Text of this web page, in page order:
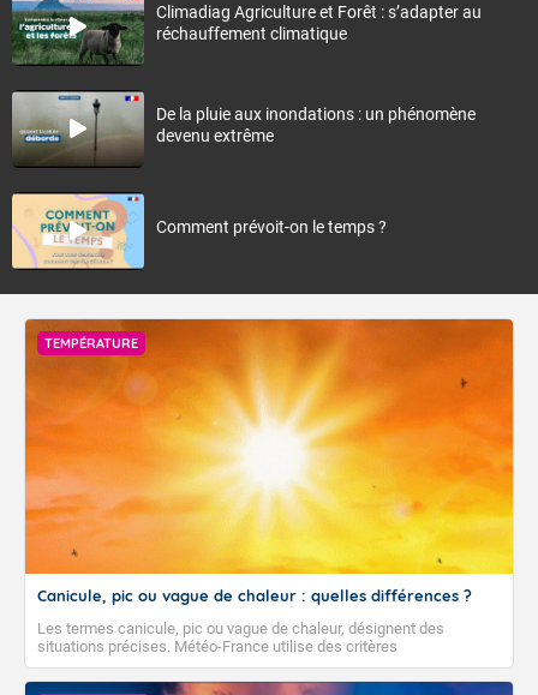
Climadiag Agriculture et Forêt : s’adapter au
réchauffement climatique
De la pluie aux inondations : un phénomène
devenu extrême
Comment prévoit-on le temps ?
TEMPÉRATURE
Canicule, pic ou vague de chaleur : quelles différences ?
Les termes canicule, pic ou vague de chaleur, désignent des
situations précises. Météo-France utilise des critères
climatologiques pour évaluer et qualifier les épisodes de chaleur qui
peuvent avoir des impacts sanitaires et socio-économiques